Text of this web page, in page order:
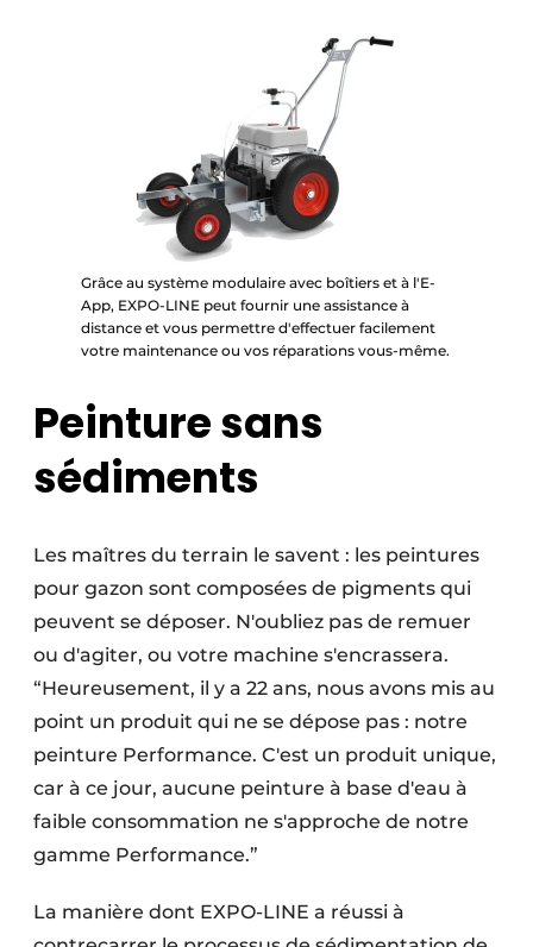
Grâce au système modulaire avec boîtiers et à l'E-
App, EXPO-LINE peut fournir une assistance à
distance et vous permettre d'effectuer facilement
votre maintenance ou vos réparations vous-même.
Peinture sans
sédiments
Les maîtres du terrain le savent : les peintures
pour gazon sont composées de pigments qui
peuvent se déposer. N'oubliez pas de remuer
ou d'agiter, ou votre machine s'encrassera.
“Heureusement, il y a 22 ans, nous avons mis au
point un produit qui ne se dépose pas : notre
peinture Performance. C'est un produit unique,
car à ce jour, aucune peinture à base d'eau à
faible consommation ne s'approche de notre
gamme Performance.”
La manière dont EXPO-LINE a réussi à